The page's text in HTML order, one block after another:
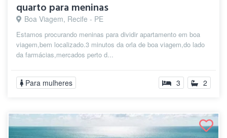
quarto para meninas
Boa Viagem, Recife - PE
Estamos procurando meninas para dividir apartamento em boa
viagem,bem localizado.3 minutos da orla de boa viagem,do lado
da farmácias,mercados perto d...
Para mulheres 3 2